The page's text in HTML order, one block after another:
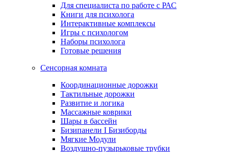
Для специалиста по работе с РАС
Книги для психолога
Интерактивные комплексы
Игры с психологом
Наборы психолога
Готовые решения
Сенсорная комната
Координационные дорожки
Тактильные дорожки
Развитие и логика
Массажные коврики
Шары в бассейн
Бизипанели I Бизиборды
Мягкие Модули
Воздушно-пузырьковые трубки